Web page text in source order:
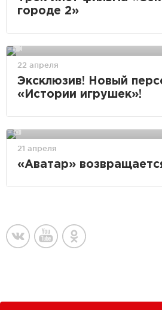
городе 2»
22 апреля
Эксклюзив! Новый
«Истории игрушек»!
21 апреля
«Аватар»